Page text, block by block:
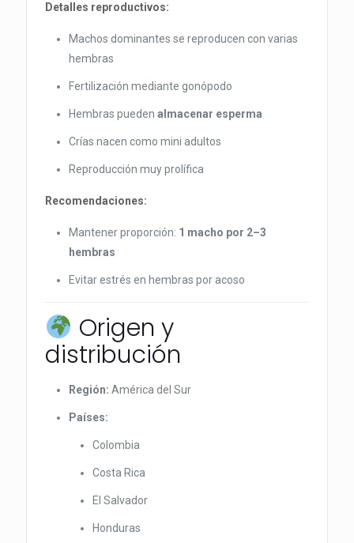
Detalles reproductivos:
Machos dominantes se reproducen con varias
hembras
Fertilización mediante gonópodo
Hembras puedenalmacenar esperma
Crías nacen como mini adultos
Reproducción muy prolífica
Recomendaciones:
Mantener proporción: 1 macho por 2–3
hembras
Evitar estrés en hembras por acoso
Origen y
distribución
Región: América del Sur
Países:
Colombia
Costa Rica
El Salvador
Honduras